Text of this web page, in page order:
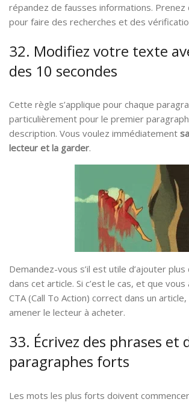
répandez de fausses informations. Prenez
pour faire des recherches et des
32. Modifiez votre texte
des 10 secondes
Cette règle s’applique pour chaque
particulièrement pour le premier
description. Vous voulez immédiatement
lecteur et la garder.
Demandez-vous s’il est utile d’ajouter plus
dans cet article. Si c’est le cas, et que vous
CTA (Call To Action) correct dans un
amener le lecteur à acheter.
33. Écrivez des phrases et
paragraphes forts
Les mots les plus forts doivent